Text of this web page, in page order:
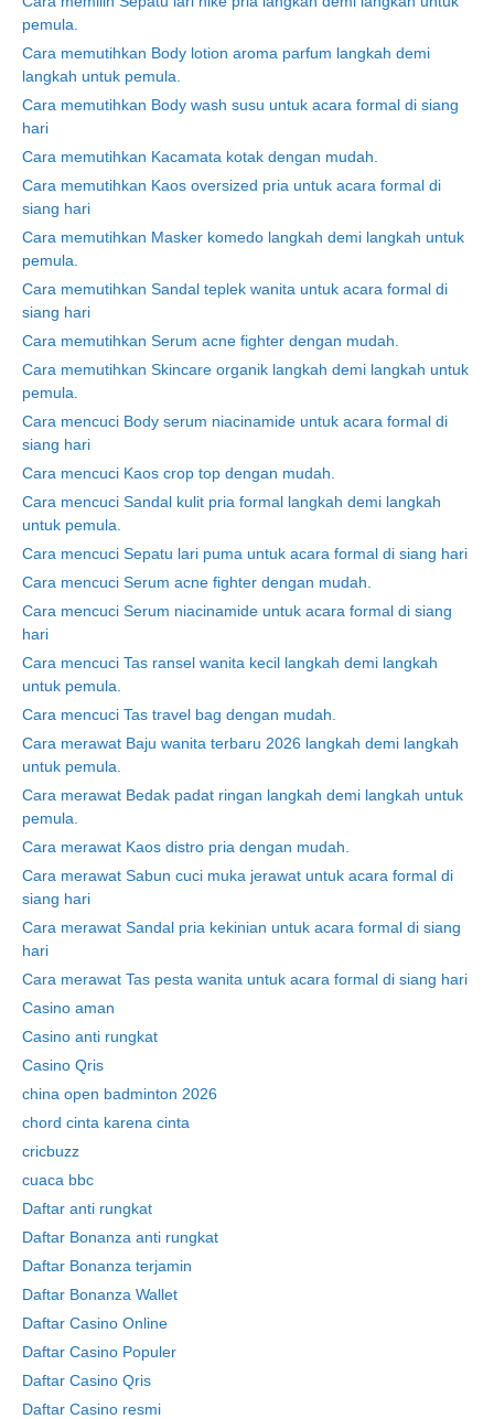
pemula.
Cara memutihkan Body lotion aroma parfum langkah demi
langkah untuk pemula.
Cara memutihkan Body wash susu untuk acara formal di siang
hari
Cara memutihkan Kacamata kotak dengan mudah.
Cara memutihkan Kaos oversized pria untuk acara formal di
siang hari
Cara memutihkan Masker komedo langkah demi langkah untuk
pemula.
Cara memutihkan Sandal teplek wanita untuk acara formal di
siang hari
Cara memutihkan Serum acne fighter dengan mudah.
Cara memutihkan Skincare organik langkah demi langkah untuk
pemula.
Cara mencuci Body serum niacinamide untuk acara formal di
siang hari
Cara mencuci Kaos crop top dengan mudah.
Cara mencuci Sandal kulit pria formal langkah demi langkah
untuk pemula.
Cara mencuci Sepatu lari puma untuk acara formal di siang hari
Cara mencuci Serum acne fighter dengan mudah.
Cara mencuci Serum niacinamide untuk acara formal di siang
hari
Cara mencuci Tas ransel wanita kecil langkah demi langkah
untuk pemula.
Cara mencuci Tas travel bag dengan mudah.
Cara merawat Baju wanita terbaru 2026 langkah demi langkah
untuk pemula.
Cara merawat Bedak padat ringan langkah demi langkah untuk
pemula.
Cara merawat Kaos distro pria dengan mudah.
Cara merawat Sabun cuci muka jerawat untuk acara formal di
siang hari
Cara merawat Sandal pria kekinian untuk acara formal di siang
hari
Cara merawat Tas pesta wanita untuk acara formal di siang hari
Casino aman
Casino anti rungkat
Casino Qris
china open badminton 2026
chord cinta karena cinta
cricbuzz
cuaca bbc
Daftar anti rungkat
Daftar Bonanza anti rungkat
Daftar Bonanza terjamin
Daftar Bonanza Wallet
Daftar Casino Online
Daftar Casino Populer
Daftar Casino Qris
Daftar Casino resmi